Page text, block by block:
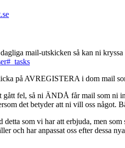
mail-utskicken så kan ni
på AVREGISTERA i dom mail
gått fel, så ni ÄNDÅ får mail som ni
det betyder att ni vill oss något.
detta som vi har att erbjuda, men
och har anpassat oss efter dessa